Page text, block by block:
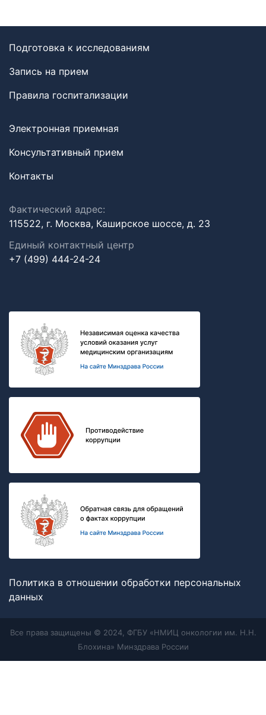
Подготовка к исследованиям
Запись на прием
Правила госпитализации
Электронная приемная
Консультативный прием
Контакты
Фактический адрес:
115522, г. Москва, Каширское шоссе, д. 23
Единый контактный центр
+7 (499) 444-24-24
Политика в отношении обработки персональных
данных
Все права защищены © 2024, ФГБУ «НМИЦ онкологии им. Н.Н.
Блохина» Минздрава России